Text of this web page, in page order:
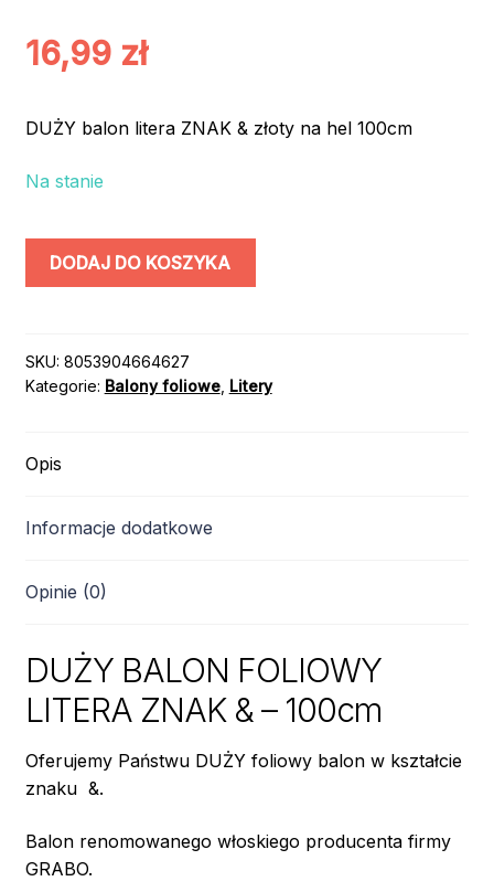
16,99 zł
DUŻY balon litera ZNAK & złoty na hel 100cm
Na stanie
ilość
/
kolor:
100
DODAJ DO KOSZYKA
SKU: 8053904664627
Kategorie: Balony foliowe, Litery
Opis
Informacje dodatkowe
Opinie (0)
DUŻY BALON FOLIOWY
LITERA ZNAK & – 100cm
Oferujemy Państwu DUŻY foliowy balon w kształcie
znaku &.
Balon renomowanego włoskiego producenta firmy
GRABO.